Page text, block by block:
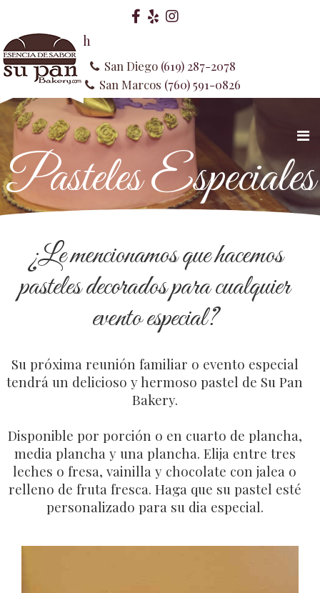
English
San Diego (619) 287-2078
San Marcos (760) 591-0826
Pasteles Especiales
¿Le mencionamos que hacemos
pasteles decorados para cualquier
evento especial?
Su próxima reunión familiar o evento especial
tendrá un delicioso y hermoso pastel de Su Pan
Bakery.
Disponible por porción o en cuarto de plancha,
media plancha y una plancha. Elija entre tres
leches o fresa, vainilla y chocolate con jalea o
relleno de fruta fresca. Haga que su pastel esté
personalizado para su dia especial.